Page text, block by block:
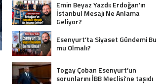
Emin Beyaz Yazdı: Erdoğan’ın
İstanbul Mesajı Ne Anlama
Geliyor?
Esenyurt’ta Siyaset Gündemi Bu
mu Olmalı?
Togay Çoban Esenyurt’un
sorunlarını İBB Meclisi’ne taşıdı